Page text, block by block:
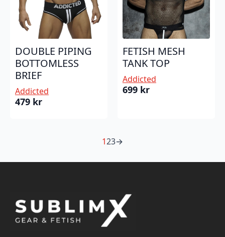
DOUBLE PIPING
BOTTOMLESS
BRIEF
Addicted
479 kr
FETISH MESH
TANK TOP
Addicted
699 kr
123→